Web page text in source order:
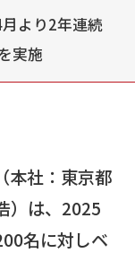
より2年連続
実施
本社：東京都
は、2025
名に対しベ